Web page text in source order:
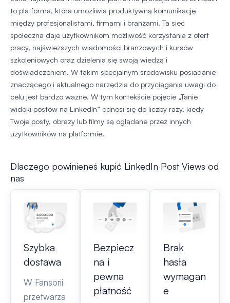
to platforma, która umożliwia produktywną komunikację
między profesjonalistami, firmami i branżami. Ta sieć
społeczna daje użytkownikom możliwość korzystania z ofert
pracy, najświeższych wiadomości branżowych i kursów
szkoleniowych oraz dzielenia się swoją wiedzą i
doświadczeniem. W takim specjalnym środowisku posiadanie
znaczącego i aktualnego narzędzia do przyciągania uwagi do
celu jest bardzo ważne. W tym kontekście pojęcie „Tanie
widoki postów na LinkedIn” odnosi się do liczby razy, kiedy
Twoje posty, obrazy lub filmy są oglądane przez innych
użytkowników na platformie.
Dlaczego powinieneś kupić LinkedIn Post Views od
nas
Szybka
dostawa
W Fansorii
przetwarza
Bezpiecz
na i
pewna
płatność
Brak
hasła
wymagan
e